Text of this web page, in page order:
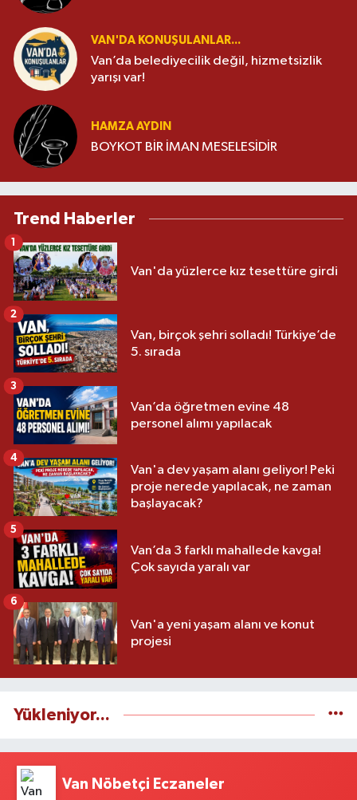
VAN'DA KONUŞULANLAR...
Van’da belediyecilik değil, hizmetsizlik
yarışı var!
HAMZA AYDIN
BOYKOT BİR İMAN MESELESİDİR
Trend Haberler
Van'da yüzlerce kız tesettüre girdi
1
Van, birçok şehri solladı! Türkiye’de
5. sırada
2
Van’da öğretmen evine 48
personel alımı yapılacak
3
Van'a dev yaşam alanı geliyor! Peki
proje nerede yapılacak, ne zaman
başlayacak?
4
Van’da 3 farklı mahallede kavga!
Çok sayıda yaralı var
5
Van'a yeni yaşam alanı ve konut
projesi
6
Yükleniyor...
Van Nöbetçi Eczaneler